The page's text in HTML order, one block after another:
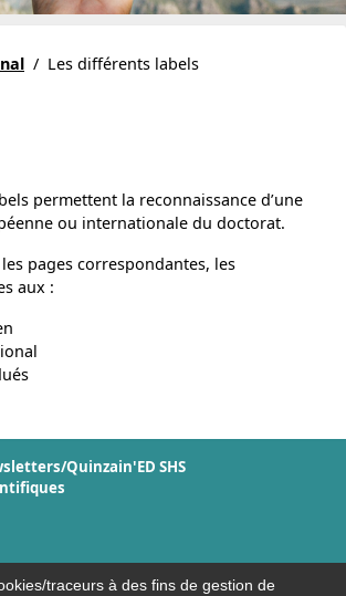
/ Les différents labels
permettent la reconnaissance d’une
ou internationale du doctorat.
pages correspondantes, les
aux :
Quinzain'ED SHS
traceurs à des fins de gestion de